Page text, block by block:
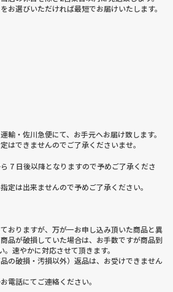
お選びいただければ最短でお届けいたします。
輸・佐川急便にて、お手元へお届け致します。
はできませんのでご了承くださいませ。
7 日後以降となりますので予めご了承くださ
定は出来ませんので予めご了承ください。
おりますが、万が一お申し込み頂いた商品と異
品が破損していた場合は、お手数ですが商品到
速やかに対応させて頂きます。
の破損・汚損以外）返品は、お受けできません
電話にてご連絡ください。